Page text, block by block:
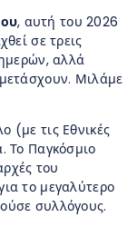
, αυτή του 2026
σε τρεις
αλλά
Μιλάμε
(με τις Εθνικές
Το Παγκόσμιο
του
το μεγαλύτερο
συλλόγους.